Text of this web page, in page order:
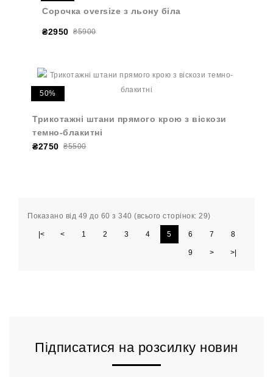
Сорочка oversize з льону біла
₴2950 ₴5900
50%
Трикотажні штани прямого крою з віскози
темно-блакитні
₴2750 ₴5500
Показано від 49 до 60 з 340 (всього сторінок: 29)
|< < 1 2 3 4 5 6 7 8
9 > >|
Підписатися на розсилку новин